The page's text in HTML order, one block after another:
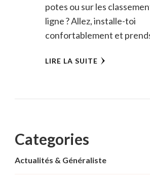
potes ou sur les
ligne ? Allez, installe-toi
confortablement et
LIRE LA SUITE
Categories
Actualités & Généraliste